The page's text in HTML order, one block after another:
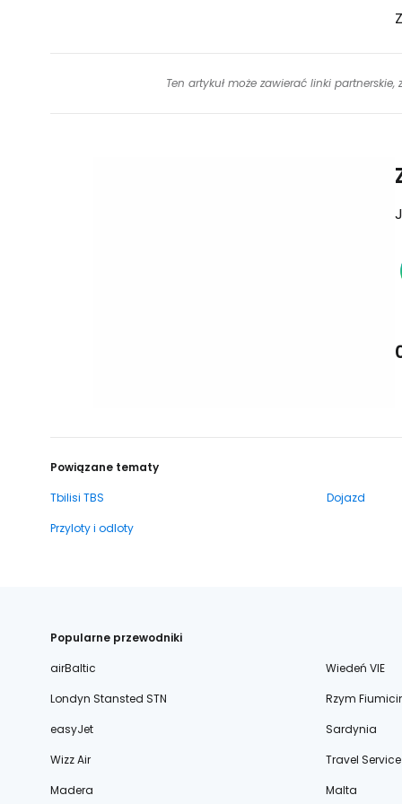
Ten artykuł może zawierać linki
Powiązane tematy
Tbilisi TBS
Dojazd
Przyloty i odloty
Popularne przewodniki
airBaltic
Wiedeń VIE
Londyn Stansted STN
Rzym
easyJet
Sardynia
Wizz Air
Travel Service
Madera
Malta